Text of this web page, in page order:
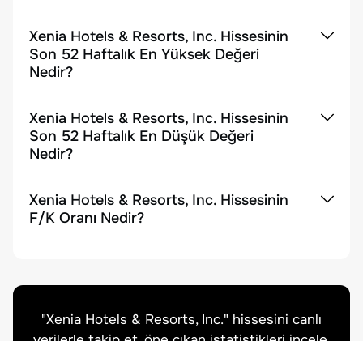
Xenia Hotels & Resorts, Inc. Hissesinin
Son 52 Haftalık En Yüksek Değeri
Nedir?
Xenia Hotels & Resorts, Inc. Hissesinin
Son 52 Haftalık En Düşük Değeri
Nedir?
Xenia Hotels & Resorts, Inc. Hissesinin
F/K Oranı Nedir?
"Xenia Hotels & Resorts, Inc." hissesini canlı